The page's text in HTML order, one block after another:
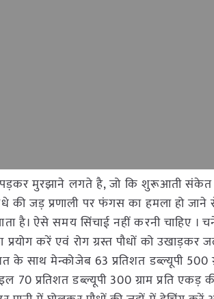
पड़कर मुरझाने लगते है, जो कि शुरूआती
की जड़ प्रणाली पर फंगस का हमला हो
है। ऐसे समय सिंचाई नहीं करनी चाहिए
प्रयोग करें एवं रोग ग्रस्त पौधों को
के साथ मेन्कोजेब 63 प्रतिशत डब्ल्यूपी 500
प्रतिशत डब्ल्यूपी 300 ग्राम प्रति एकड़